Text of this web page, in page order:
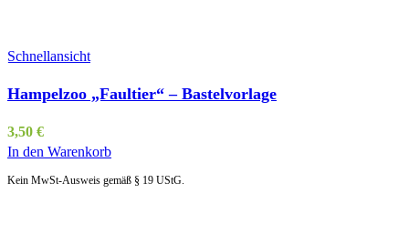
Schnellansicht
Hampelzoo „Faultier“ – Bastelvorlage
3,50 €
In den Warenkorb
Kein MwSt-Ausweis gemäß § 19 UStG.